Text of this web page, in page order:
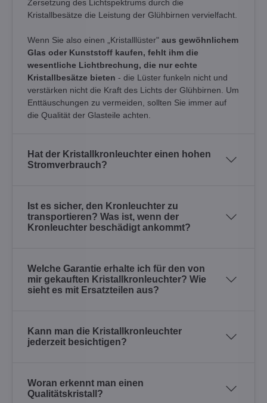
Zersetzung des Lichtspektrums durch die
Kristallbesätze die Leistung der Glühbirnen vervielfacht.
Wenn Sie also einen „Kristalllüster" aus gewöhnlichem
Glas oder Kunststoff kaufen, fehlt ihm die
wesentliche Lichtbrechung, die nur echte
Kristallbesätze bieten - die Lüster funkeln nicht und
verstärken nicht die Kraft des Lichts der Glühbirnen. Um
Enttäuschungen zu vermeiden, sollten Sie immer auf
die Qualität der Glasteile achten.
Hat der Kristallkronleuchter einen hohen
Stromverbrauch?
Ist es sicher, den Kronleuchter zu
transportieren? Was ist, wenn der
Kronleuchter beschädigt ankommt?
Welche Garantie erhalte ich für den von
mir gekauften Kristallkronleuchter? Wie
sieht es mit Ersatzteilen aus?
Kann man die Kristallkronleuchter
jederzeit besichtigen?
Woran erkennt man einen
Qualitätskristall?